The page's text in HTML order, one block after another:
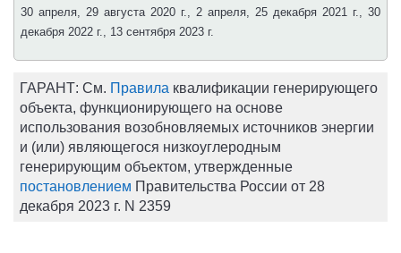
30 апреля, 29 августа 2020 г., 2 апреля, 25 декабря 2021 г., 30
декабря 2022 г., 13 сентября 2023 г.
ГАРАНТ: См. Правила квалификации генерирующего
объекта, функционирующего на основе
использования возобновляемых источников энергии
и (или) являющегося низкоуглеродным
генерирующим объектом, утвержденные
постановлением Правительства России от 28
декабря 2023 г. N 2359